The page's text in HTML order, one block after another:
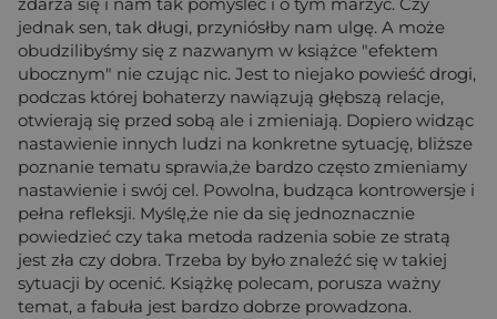
zdarza się i nam tak pomyśleć i o tym marzyć. Czy
jednak sen, tak długi, przyniósłby nam ulgę. A może
obudzilibyśmy się z nazwanym w książce "efektem
ubocznym" nie czując nic. Jest to niejako powieść drogi,
podczas której bohaterzy nawiązują głębszą relacje,
otwierają się przed sobą ale i zmieniają. Dopiero widząc
nastawienie innych ludzi na konkretne sytuację, bliższe
poznanie tematu sprawia,że bardzo często zmieniamy
nastawienie i swój cel. Powolna, budząca kontrowersje i
pełna refleksji. Myślę,że nie da się jednoznacznie
powiedzieć czy taka metoda radzenia sobie ze stratą
jest zła czy dobra. Trzeba by było znaleźć się w takiej
sytuacji by ocenić. Książkę polecam, porusza ważny
temat, a fabuła jest bardzo dobrze prowadzona.